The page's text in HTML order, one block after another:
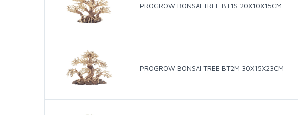
PROGROW BONSAI TREE BT1S 20X10X15CM
PROGROW BONSAI TREE BT2M 30X15X23CM